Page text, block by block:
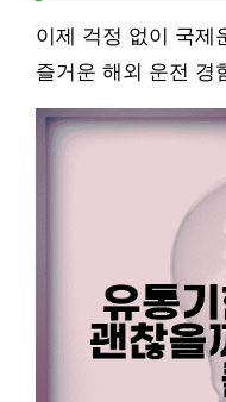
이제 걱정 없이 국제
즐거운 해외 운전 경